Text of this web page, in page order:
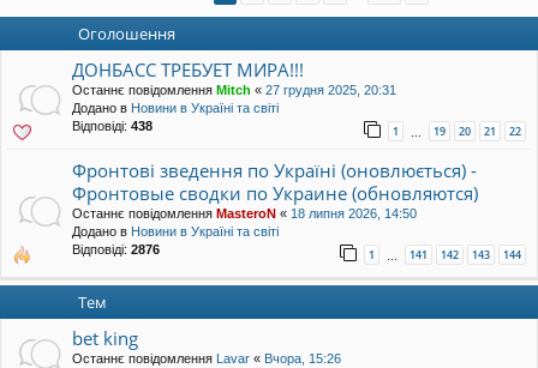
уп
Оголошення
ДОНБАСС ТРЕБУЕТ МИРА!!!
Останнє повідомлення Mitch « 27 грудня 2025, 20:31
Додано в Новини в Україні та світі
Відповіді: 438 1 … 19 20 21 22
Фронтові зведення по Україні (оновлюється) -
Фронтовые сводки по Украине (обновляются)
Останнє повідомлення MasteroN « 18 липня 2026, 14:50
Додано в Новини в Україні та світі
Відповіді: 2876 1 … 141 142 143 144
Тем
bet king
Останнє повідомлення Lavar « Вчора, 15:26